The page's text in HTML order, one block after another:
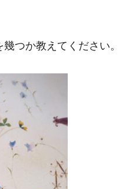
つか教えてください。